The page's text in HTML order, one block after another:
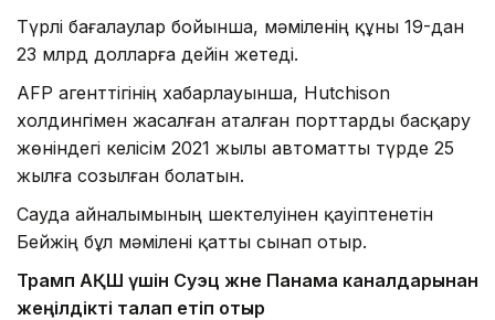
Түрлі бағалаулар бойынша, мәміленің құны 19-дан
23 млрд долларға дейін жетеді.
AFP агенттігінің хабарлауынша, Hutchison
холдингімен жасалған аталған порттарды басқару
жөніндегі келісім 2021 жылы автоматты түрде 25
жылға созылған болатын.
Сауда айналымының шектелуінен қауіптенетін
Бейжің бұл мәмілені қатты сынап отыр.
Трамп АҚШ үшін Суэц және Панама каналдарынан
жеңілдікті талап етіп отыр